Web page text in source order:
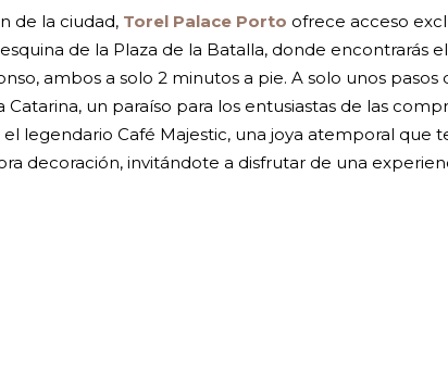
de la ciudad, Torel Palace Porto ofrece acceso
de la Plaza de la Batalla, donde encontrarás
ambos a solo 2 minutos a pie. A solo unos
Catarina, un paraíso para los entusiastas de las
legendario Café Majestic, una joya atemporal que
decoración, invitándote a disfrutar de una